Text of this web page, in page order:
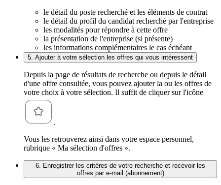
le détail du poste recherché et les éléments de contrat
le détail du profil du candidat recherché par l'entreprise
les modalités pour répondre à cette offre
la présentation de l'entreprise (si présente)
les informations complémentaires le cas échéant
5. Ajouter à votre sélection les offres qui vous intéressent
Depuis la page de résultats de recherche ou depuis le détail
d'une offre consultée, vous pouvez ajouter la ou les offres de
votre choix à votre sélection. Il suffit de cliquer sur l'icône
.
Vous les retrouverez ainsi dans votre espace personnel,
rubrique « Ma sélection d'offres ».
6. Enregistrer les critères de votre recherche et recevoir les
offres par e-mail (abonnement)